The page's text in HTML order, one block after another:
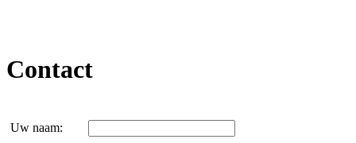
Contact
Uw naam: